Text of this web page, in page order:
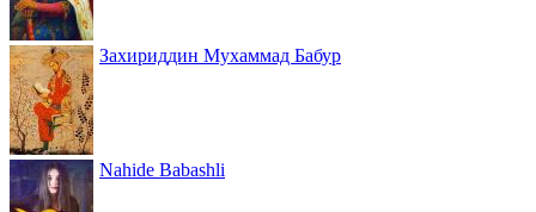
Захириддин Мухаммад Бабур
Nahide Babashli